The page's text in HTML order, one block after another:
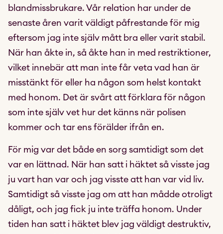
blandmissbrukare. Vår relation har under de
senaste åren varit väldigt påfrestande för mig
eftersom jag inte själv mått bra eller varit stabil.
När han åkte in, så åkte han in med restriktioner,
vilket innebär att man inte får veta vad han är
misstänkt för eller ha någon som helst kontakt
med honom. Det är svårt att förklara för någon
som inte själv vet hur det känns när polisen
kommer och tar ens förälder ifrån en.
För mig var det både en sorg samtidigt som det
var en lättnad. När han satt i häktet så visste jag
ju vart han var och jag visste att han var vid liv.
Samtidigt så visste jag om att han mådde otroligt
dåligt, och jag fick ju inte träffa honom. Under
tiden han satt i häktet blev jag väldigt destruktiv,